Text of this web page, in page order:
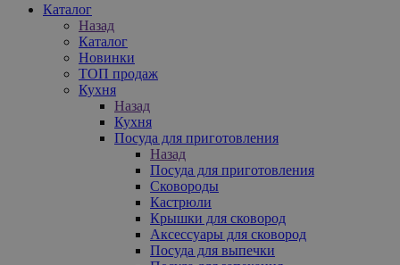
Каталог
Назад
Каталог
Новинки
ТОП продаж
Кухня
Назад
Кухня
Посуда для приготовления
Назад
Посуда для приготовления
Сковороды
Кастрюли
Крышки для сковород
Аксессуары для сковород
Посуда для выпечки